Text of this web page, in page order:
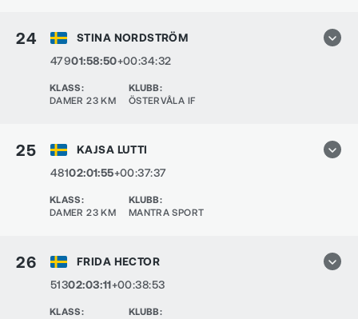
24
STINA NORDSTRÖM
47901:58:50+00:34:32
KLASS:
DAMER 23 KM
KLUBB:
ÖSTERVÅLA IF
25
KAJSA LUTTI
48102:01:55+00:37:37
KLASS:
DAMER 23 KM
KLUBB:
MANTRA SPORT
26
FRIDA HECTOR
51302:03:11+00:38:53
KLASS:
KLUBB: